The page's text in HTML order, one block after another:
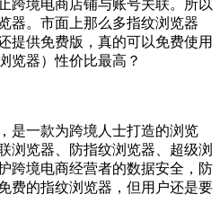
跨境电商店铺与账号关联。所以
器。市面上那么多指纹浏览器
提供免费版，真的可以免费使用
览器）性价比最高？
一款为跨境人士打造的浏览
浏览器、防指纹浏览器、超级浏
跨境电商经营者的数据安全，防
费的指纹浏览器，但用户还是要